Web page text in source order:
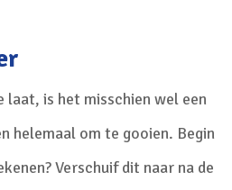
is het misschien wel een
helemaal om te gooien. Begin
Verschuif dit naar na de